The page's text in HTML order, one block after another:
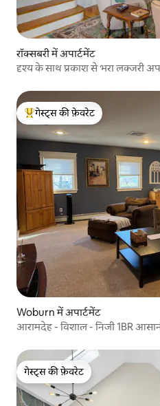
रॉक्सबरी में अपार्टमेंट
दृश्य के साथ प्रकाश से भरा लक्जरी
गेस्ट्स का टॉप फ़ेवरेट
गेस्ट्स की फ़ेवरेट
Woburn में अपार्टमेंट
आरामदेह - विशाल - निजी 1BR
गेस्ट्स की फ़ेवरेट
गेस्ट्स की फ़ेवरेट